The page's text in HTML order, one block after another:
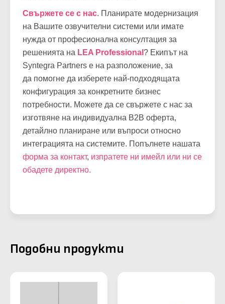
Свържете се с нас. Планирате модернизация
на Вашите озвучителни системи или имате
нужда от професионална консултация за
решенията на LEA Professional ? Екипът на
Syntegra Partners е на разположение, за
да помогне да изберете най-подходящата
конфигурация за конкретните бизнес
потребности. Можете да се свържете с нас за
изготвяне на индивидуална B2B оферта,
детайлно планиране или въпроси относно
интеграцията на системите. Попълнете нашата
форма за контакт, изпратете ни имейл или ни се
обадете директно.
Подобни продукти